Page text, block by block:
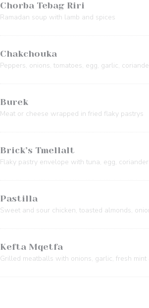
Chorba Tebag Riri
Ramadan soup with lamb and spices
Chakchouka
Peppers, onions, tomatoes, egg, garlic,
Burek
Meat or cheese wrapped in fried flaky pastrys
Brick’s Tmellalt
Flaky pastry envelope with tuna, egg, coriander
Pastilla
Sweet and sour chicken, toasted almonds,
Kefta Mqetfa
Grilled meatballs with onions, garlic, fresh mint